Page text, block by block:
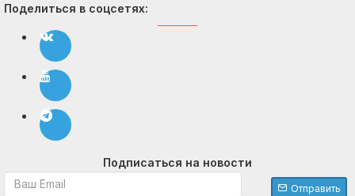
Поделиться в соцсетях:
Подписаться на новости
Отправить